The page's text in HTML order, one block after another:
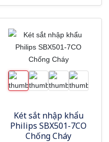
Két sắt nhập khẩu
Philips SBX501-7CO
Chống Cháy